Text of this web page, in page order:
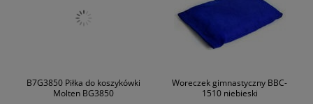
B7G3850 Piłka do koszykówki
Molten BG3850
Woreczek gimnastyczny BBC-
1510 niebieski